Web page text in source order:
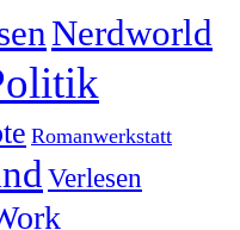
Nerdworld
Romanwerkstatt
Verlesen